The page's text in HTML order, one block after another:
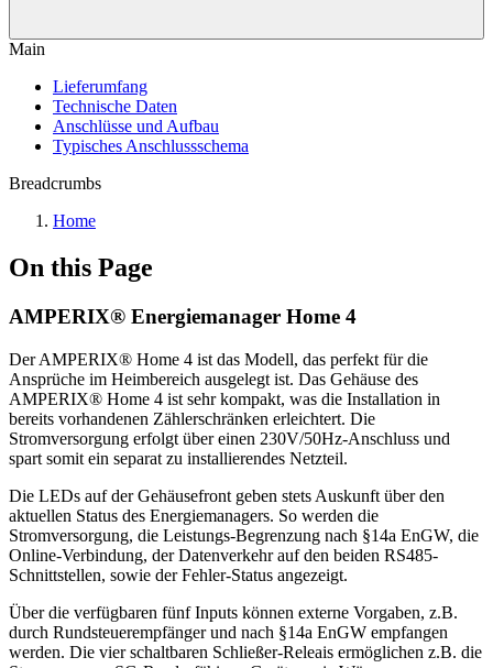
Main
Lieferumfang
Technische Daten
Anschlüsse und Aufbau
Typisches Anschlussschema
Breadcrumbs
Home
On this Page
AMPERIX® Energiemanager Home 4
Der AMPERIX® Home 4 ist das Modell, das perfekt für die
Ansprüche im Heimbereich ausgelegt ist. Das Gehäuse des
AMPERIX® Home 4 ist sehr kompakt, was die Installation in
bereits vorhandenen Zählerschränken erleichtert. Die
Stromversorgung erfolgt über einen 230V/50Hz-Anschluss und
spart somit ein separat zu installierendes Netzteil.
Die LEDs auf der Gehäusefront geben stets Auskunft über den
aktuellen Status des Energiemanagers. So werden die
Stromversorgung, die Leistungs-Begrenzung nach §14a EnGW, die
Online-Verbindung, der Datenverkehr auf den beiden RS485-
Schnittstellen, sowie der Fehler-Status angezeigt.
Über die verfügbaren fünf Inputs können externe Vorgaben, z.B.
durch Rundsteuerempfänger und nach §14a EnGW empfangen
werden. Die vier schaltbaren Schließer-Releais ermöglichen z.B. die